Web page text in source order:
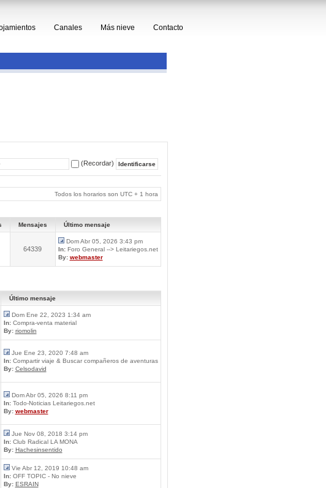
Canales Más nieve Contacto
(Recordar)
Todos los horarios son UTC + 1 hora
Mensajes Último mensaje
64339
Dom Abr 05, 2026 3:43 pm
In:Foro General --> Leitariegos.net
By: webmaster
Último mensaje
Dom Ene 22, 2023 1:34 am
In:Compra-venta material
By: riomolin
Jue Ene 23, 2020 7:48 am
In:Compartir viaje & Buscar compañeros de aventuras
By: Celsodavid
Dom Abr 05, 2026 8:11 pm
In:Todo-Noticias Leitariegos.net
By: webmaster
Jue Nov 08, 2018 3:14 pm
In:Club Radical LA MONA
By: Hachesinsentido
Vie Abr 12, 2019 10:48 am
In:OFF TOPIC - No nieve
By: ESRAIN